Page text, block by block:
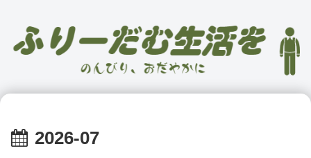
2026-07